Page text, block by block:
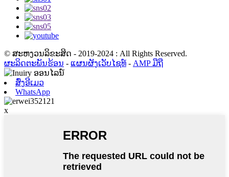
© ສະຫງວນລິຂະສິດ - 2019-2024 : All Rights Reserved.
ຜະລິດຕະພັນຮ້ອນ - ແຜນຜັງເວັບໄຊທ໌ - AMP ມືຖື
ສົ່ງອີເມວ
WhatsApp
x